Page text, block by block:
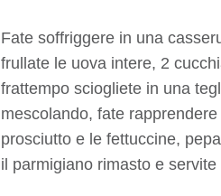
Fate soffriggere in una
frullate le uova intere, 2
frattempo sciogliete in una
mescolando, fate
prosciutto e le fettuccine,
il parmigiano rimasto e